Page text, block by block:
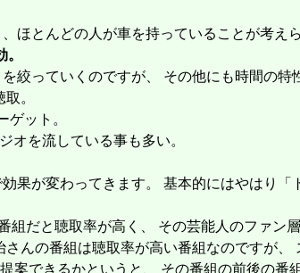
ほとんどの人が車を持っていることが考え
絞っていくのですが、 その他にも時間の特
。
ット。
を流している事も多い。
果が変わってきます。 基本的にはやはり「
だと聴取率が高く、 その芸能人のファン
んの番組は聴取率が高い番組なのですが
案できるかというと、 その番組の前後の番